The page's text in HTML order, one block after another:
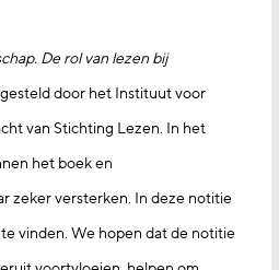
De rol van lezen bij
door het Instituut voor
van Stichting Lezen. In het
het boek en
zeker versterken. In deze notitie
vinden. We hopen dat de notitie